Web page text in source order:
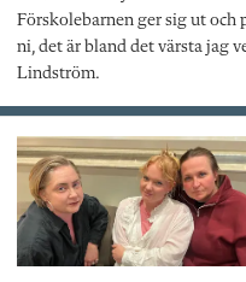
Förskolebarnen ger sig ut och
ni, det är bland det värsta jag
Lindström.